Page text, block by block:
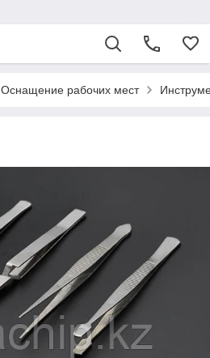
Оснащение рабочих мест